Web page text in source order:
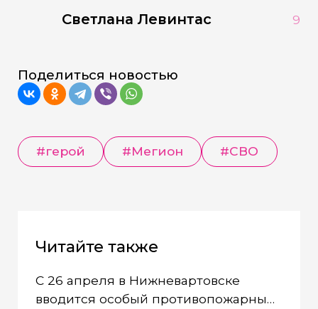
Светлана Левинтас 9
Поделиться новостью
#герой #Мегион #СВО
Читайте также
С 26 апреля в Нижневартовске
вводится особый противопожарный